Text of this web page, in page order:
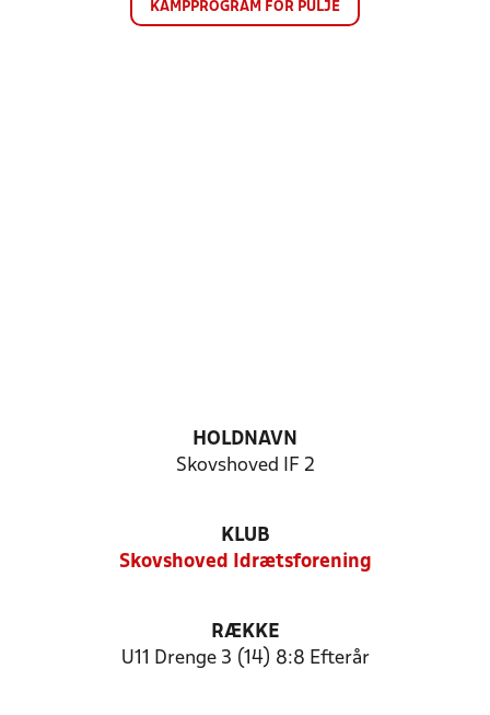
KAMPPROGRAM FOR PULJE
HOLDNAVN
Skovshoved IF 2
KLUB
Skovshoved Idrætsforening
RÆKKE
U11 Drenge 3 (14) 8:8 Efterår